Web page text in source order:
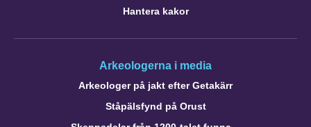
Hantera kakor
Arkeologerna i media
Arkeologer på jakt efter Getakärr
Ståpälsfynd på Orust